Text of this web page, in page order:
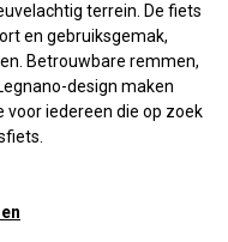
terrein. De fiets
en gebruiksgemak,
Betrouwbare remmen,
design maken
iedereen die op zoek